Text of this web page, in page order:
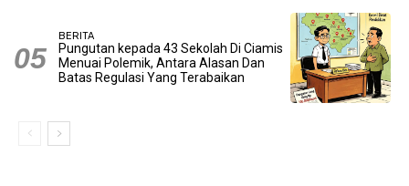
BERITA
Pungutan kepada 43 Sekolah Di Ciamis
Menuai Polemik, Antara Alasan Dan
Batas Regulasi Yang Terabaikan